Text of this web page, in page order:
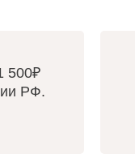
500₽
РФ.